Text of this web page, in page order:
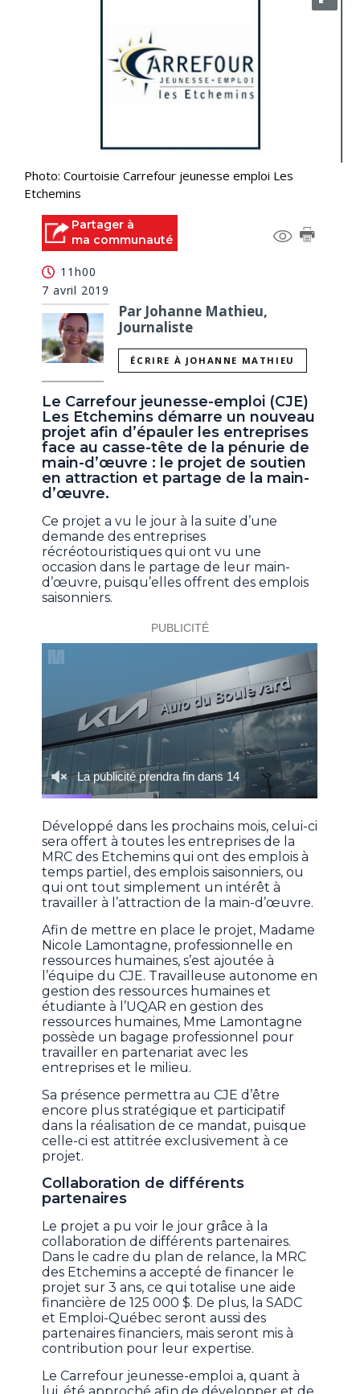
Photo: Courtoisie Carrefour jeunesse emploi Les
Etchemins
Partager à
ma communauté
11h00
7 avril 2019
Par Johanne Mathieu,
Journaliste
ÉCRIRE À JOHANNE MATHIEU
Le Carrefour jeunesse-emploi (CJE)
Les Etchemins démarre un nouveau
projet afin d’épauler les entreprises
face au casse-tête de la pénurie de
main-d’œuvre : le projet de soutien
en attraction et partage de la main-
d’œuvre.
Ce projet a vu le jour à la suite d’une
demande des entreprises
récréotouristiques qui ont vu une
occasion dans le partage de leur main-
d’œuvre, puisqu’elles offrent des emplois
saisonniers.
Développé dans les prochains mois, celui-ci
sera offert à toutes les entreprises de la
MRC des Etchemins qui ont des emplois à
temps partiel, des emplois saisonniers, ou
qui ont tout simplement un intérêt à
travailler à l’attraction de la main-d’œuvre.
Afin de mettre en place le projet, Madame
Nicole Lamontagne, professionnelle en
ressources humaines, s’est ajoutée à
l’équipe du CJE. Travailleuse autonome en
gestion des ressources humaines et
étudiante à l’UQAR en gestion des
ressources humaines, Mme Lamontagne
possède un bagage professionnel pour
travailler en partenariat avec les
entreprises et le milieu.
Sa présence permettra au CJE d’être
encore plus stratégique et participatif
dans la réalisation de ce mandat, puisque
celle-ci est attitrée exclusivement à ce
projet.
Collaboration de différents
partenaires
Le projet a pu voir le jour grâce à la
collaboration de différents partenaires.
Dans le cadre du plan de relance, la MRC
des Etchemins a accepté de financer le
projet sur 3 ans, ce qui totalise une aide
financière de 125 000 $. De plus, la SADC
et Emploi-Québec seront aussi des
partenaires financiers, mais seront mis à
contribution pour leur expertise.
Le Carrefour jeunesse-emploi a, quant à